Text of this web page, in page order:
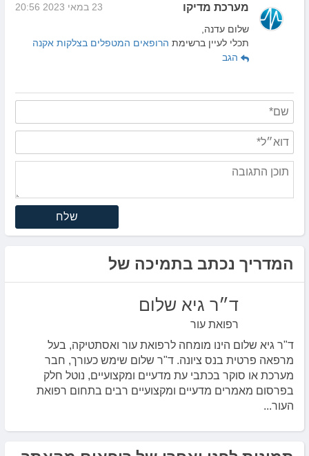
מערכת מדיקו
23 במאי 2023 20:56
שלום עדנה,
תכלי לעיין ברשימת הרופאים המטפלים בצלקות אקנה
הגב
שלח
המדריך נכתב בתמיכה של
ד״ר גיא שלום
רפואת עור
ד"ר גיא שלום הינו מומחה לרפואת עור ואסתטיקה, בעל
מרפאה פרטית בנס ציונה. ד"ר שלום שימש כעורך, חבר
מערכת או סוקר בכתבי עת מדעיים ומקצועיים, נוטל חלק
בפרסום מאמרים מדעיים ומקצועיים רבים בתחום רפואת
העור...